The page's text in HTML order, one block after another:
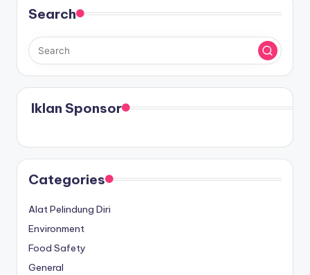
Search
Iklan Sponsor
Categories
Alat Pelindung Diri
Environment
Food Safety
General